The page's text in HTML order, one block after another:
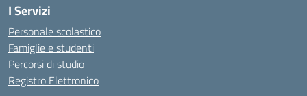
I Servizi
Personale scolastico
Famiglie e studenti
Percorsi di studio
Registro Elettronico